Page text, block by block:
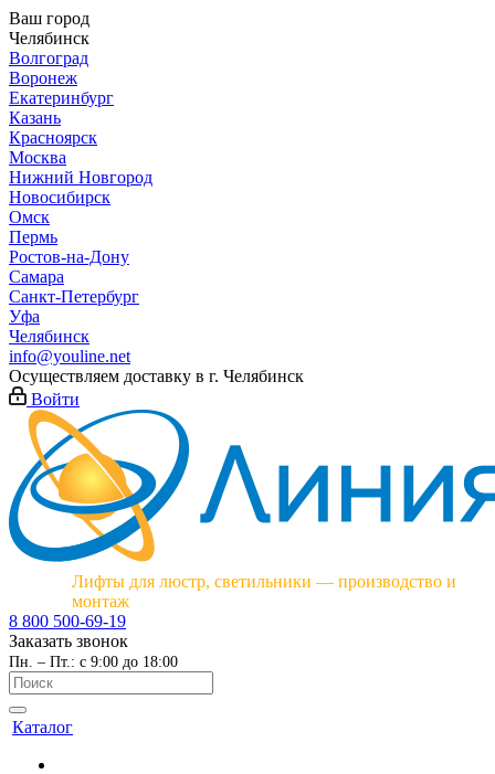
Ваш город
Челябинск
Волгоград
Воронеж
Екатеринбург
Казань
Красноярск
Москва
Нижний Новгород
Новосибирск
Омск
Пермь
Ростов-на-Дону
Самара
Санкт-Петербург
Уфа
Челябинск
info@youline.net
Осуществляем доставку в г. Челябинск
Войти
Лифты для люстр, светильники — производство и
монтаж
8 800 500-69-19
Заказать звонок
Пн. – Пт.: с 9:00 до 18:00
Каталог